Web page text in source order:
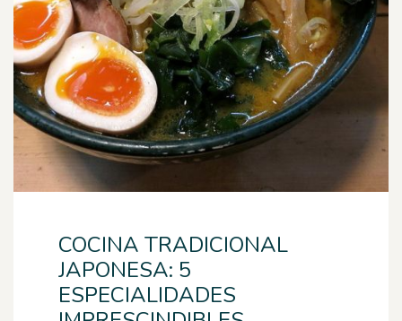
COCINA TRADICIONAL
JAPONESA: 5
ESPECIALIDADES